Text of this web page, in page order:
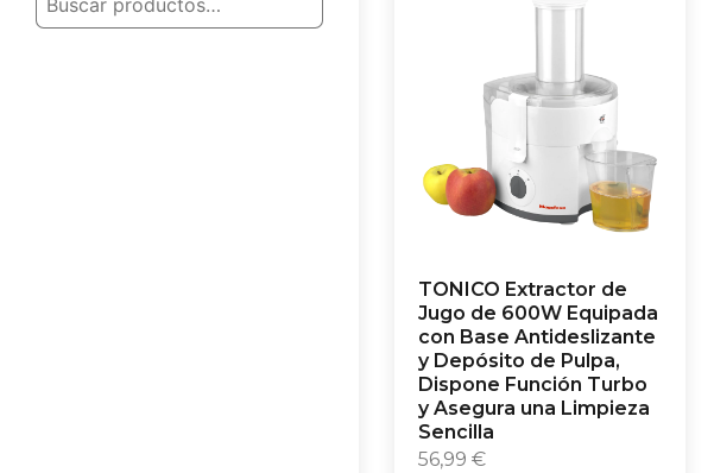
TONICO Extractor de
Jugo de 600W Equipada
con Base Antideslizante
y Depósito de Pulpa,
Dispone Función Turbo
y Asegura una Limpieza
Sencilla
56,99 €